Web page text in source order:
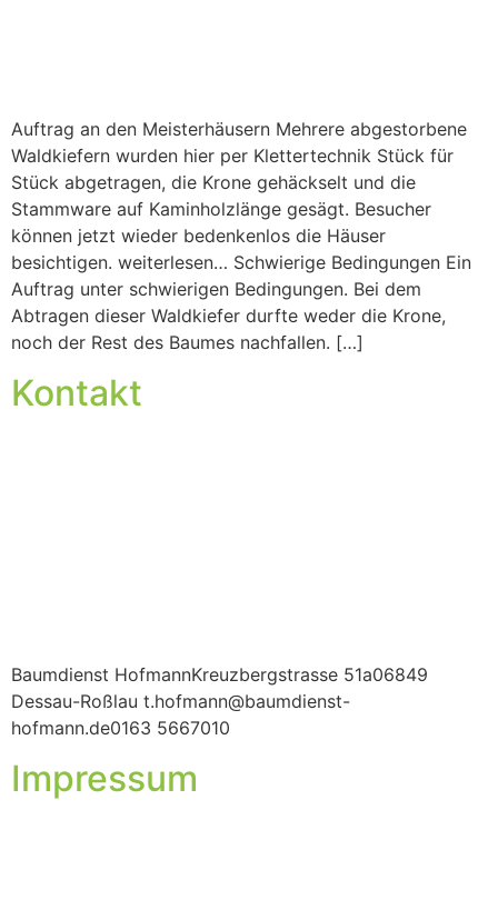
Auftrag an den Meisterhäusern Mehrere abgestorbene
Waldkiefern wurden hier per Klettertechnik Stück für
Stück abgetragen, die Krone gehäckselt und die
Stammware auf Kaminholzlänge gesägt. Besucher
können jetzt wieder bedenkenlos die Häuser
besichtigen. weiterlesen… Schwierige Bedingungen Ein
Auftrag unter schwierigen Bedingungen. Bei dem
Abtragen dieser Waldkiefer durfte weder die Krone,
noch der Rest des Baumes nachfallen. […]
Kontakt
Baumdienst HofmannKreuzbergstrasse 51a06849
Dessau-Roßlau t.hofmann@baumdienst-
hofmann.de0163 5667010
Impressum